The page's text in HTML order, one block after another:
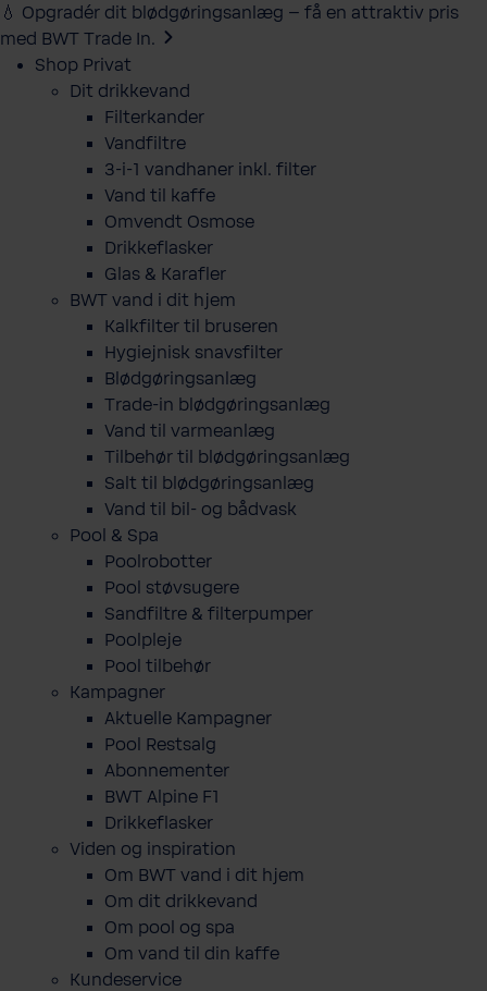
💧 Opgradér dit blødgøringsanlæg – få en attraktiv pris
med BWT Trade In.
Shop Privat
Dit drikkevand
Filterkander
Vandfiltre
3-i-1 vandhaner inkl. filter
Vand til kaffe
Omvendt Osmose
Drikkeflasker
Glas & Karafler
BWT vand i dit hjem
Kalkfilter til bruseren
Hygiejnisk snavsfilter
Blødgøringsanlæg
Trade-in blødgøringsanlæg
Vand til varmeanlæg
Tilbehør til blødgøringsanlæg
Salt til blødgøringsanlæg
Vand til bil- og bådvask
Pool & Spa
Poolrobotter
Pool støvsugere
Sandfiltre & filterpumper
Poolpleje
Pool tilbehør
Kampagner
Aktuelle Kampagner
Pool Restsalg
Abonnementer
BWT Alpine F1
Drikkeflasker
Viden og inspiration
Om BWT vand i dit hjem
Om dit drikkevand
Om pool og spa
Om vand til din kaffe
Kundeservice